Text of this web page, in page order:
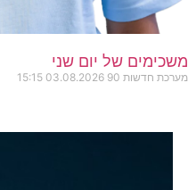
משכימים של יום שני
מערכת חדשות 90 03.08.2026
15:15